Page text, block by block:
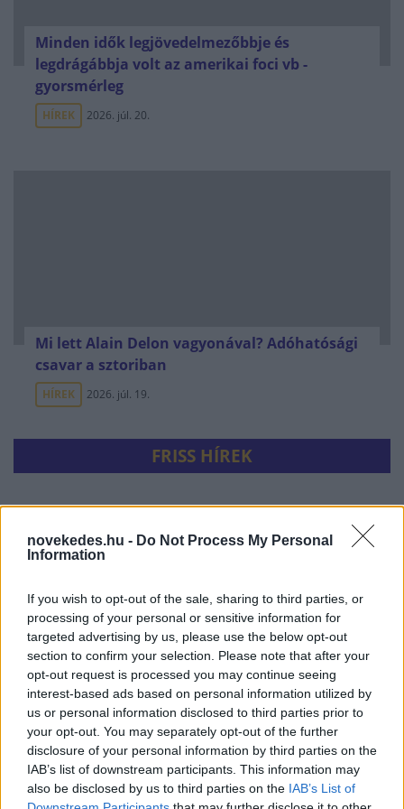
novekedes.hu - Do Not Process My Personal
Information
If you wish to opt-out of the sale, sharing to third parties, or
processing of your personal or sensitive information for
targeted advertising by us, please use the below opt-out
section to confirm your selection. Please note that after your
opt-out request is processed you may continue seeing
interest-based ads based on personal information utilized by
us or personal information disclosed to third parties prior to
your opt-out. You may separately opt-out of the further
disclosure of your personal information by third parties on the
IAB’s list of downstream participants. This information may
also be disclosed by us to third parties on the IAB’s List of
Minden idők legjövedelmezőbbje és
legdrágábbja volt az amerikai foci vb -
gyorsmérleg
HÍREK 2026. júl. 20.
Mi lett Alain Delon vagyonával? Adóhatósági
csavar a sztoriban
HÍREK 2026. júl. 19.
FRISS HÍREK
Már esik az eső a Duna egyes vízgyűjtő
területein
Zelenszkij ukrán ballisztikus rakéták
gyártását jelentette be, lecsaptak az orosz